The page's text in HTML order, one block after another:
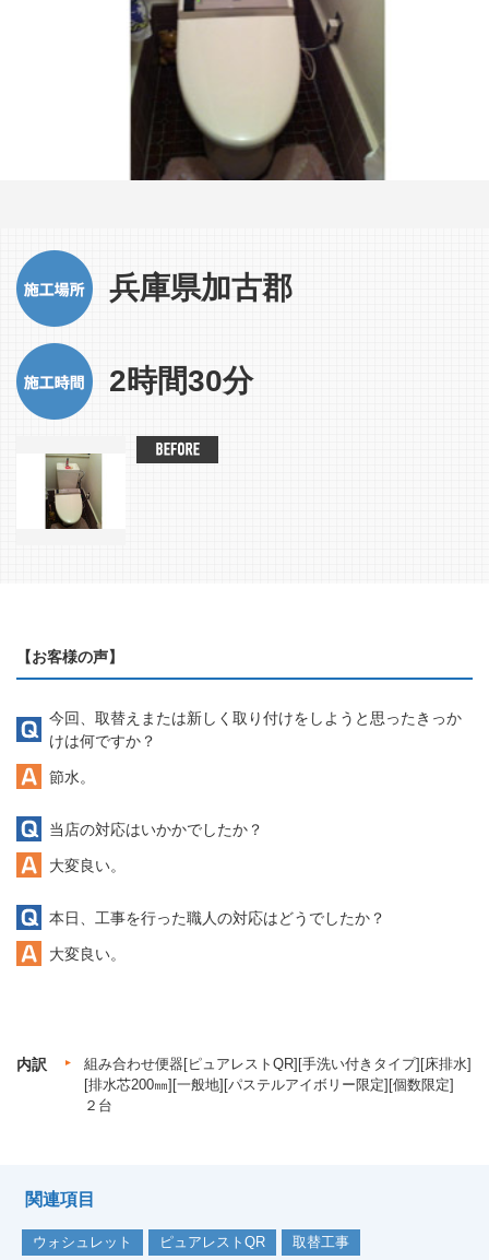
兵庫県加古郡
2時間30分
【お客様の声】
今回、取替えまたは新しく取り付けをしようと思ったきっか
けは何ですか？
節水。
当店の対応はいかかでしたか？
大変良い。
本日、工事を行った職人の対応はどうでしたか？
大変良い。
内訳
組み合わせ便器[ピュアレストQR][手洗い付きタイプ][床排水]
[排水芯200㎜][一般地][パステルアイボリー限定][個数限定]
２台
関連項目
ウォシュレット ピュアレストQR
取替工事